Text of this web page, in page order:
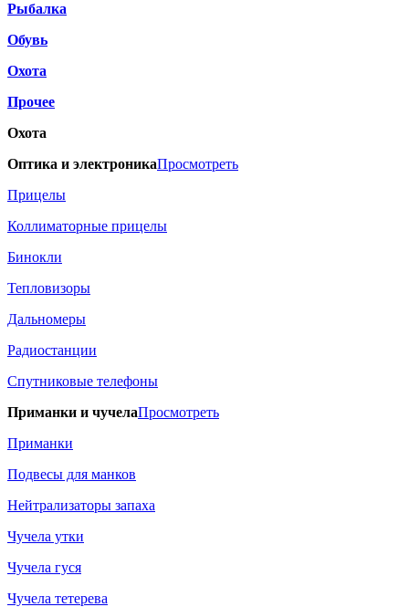
Рыбалка
Обувь
Охота
Прочее
Охота
Оптика и электроникаПросмотреть
Прицелы
Коллиматорные прицелы
Бинокли
Тепловизоры
Дальномеры
Радиостанции
Спутниковые телефоны
Приманки и чучелаПросмотреть
Приманки
Подвесы для манков
Нейтрализаторы запаха
Чучела утки
Чучела гуся
Чучела тетерева